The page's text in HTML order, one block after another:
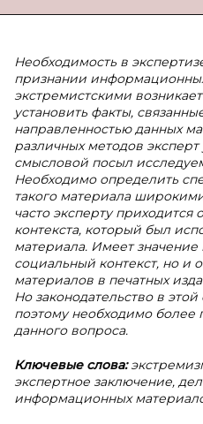
Необходимость в
признании
экстремистскими
установить факты,
направленностью данных
различных методов
смысловой посыл
Необходимо определить
такого материала
часто эксперту
контекста, который был
материала. Имеет
социальный контекст, но и
материалов в печатных
Но законодательство в
поэтому необходимо более
данного вопроса.
Ключевые слова:
экспертное заключение,
информационных